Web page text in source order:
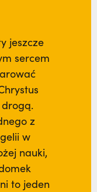
jeszcze
sercem
z
w
nauki,
to jeden